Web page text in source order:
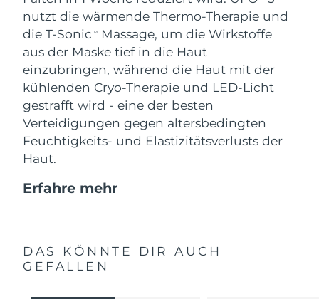
nutzt die wärmende Thermo-Therapie und
die T-SonicTM
Massage, um die Wirkstoffe
aus der Maske tief in die Haut
einzubringen, während die Haut mit der
kühlenden Cryo-Therapie und LED-Licht
gestrafft wird - eine der besten
Verteidigungen gegen altersbedingten
Feuchtigkeits- und Elastizitätsverlusts der
Haut.
Erfahre mehr
DAS KÖNNTE DIR AUCH
GEFALLEN